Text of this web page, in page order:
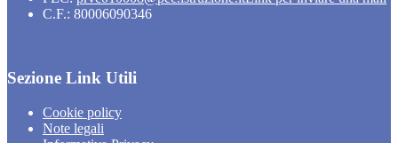
C.F.: 80006090346
Sezione Link Utili
Cookie policy
Note legali